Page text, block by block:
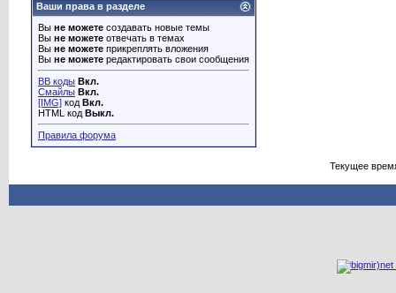
Ваши права в разделе
Вы не можете создавать новые темы
Вы не можете отвечать в темах
Вы не можете прикреплять вложения
Вы не можете редактировать свои сообщения
BB коды Вкл.
Смайлы Вкл.
[IMG] код Вкл.
HTML код Выкл.
Правила форума
Текущее